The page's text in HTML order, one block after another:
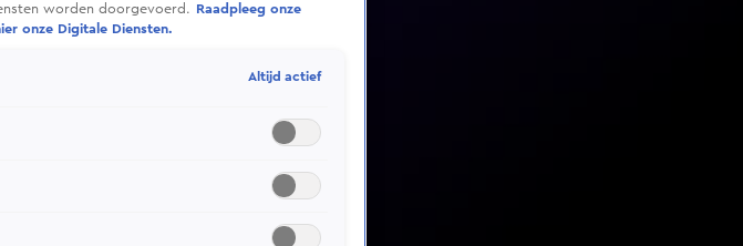
worden doorgevoerd.
Raadpleeg onze
onze Digitale Diensten.
Altijd actief